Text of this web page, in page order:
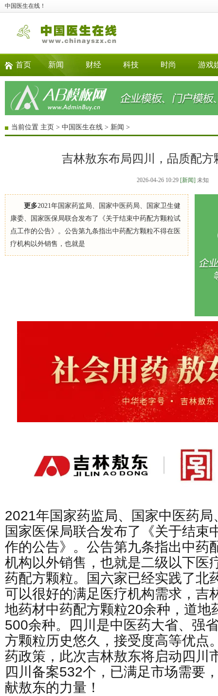
中国医生在线！
首页 新闻 财经 科技 时尚 游戏
当前位置 主页 > 中国医生在线 > 新闻 >
吉林敖东布局四川，品质配方
2026-04-26 10:29 [新闻] 未知
更多2021年国家药监局、国家中医药局、国家卫生健
康委、国家医保局联合发布了《关于结束中药配方颗粒试
点工作的公告》。公告第九条指出中药配方颗粒不得在医
疗机构以外销售，也就是
2021年国家药监局、国家中医药
国家医保局联合发布了《关于结束
作的公告》。公告第九条指出中药
机构以外销售，也就是二级以下医
药配方颗粒。国六家已经实践了北
可以很好的满足医疗机构需求，吉
地药材中药配方颗粒20余种，道地
500余种。四川是中医药大省、强
方颗粒历史悠久，接受度高等优点
药政策，此次吉林敖东将启动四川
四川备案532个，已满足市场需要
献敖东的力量！